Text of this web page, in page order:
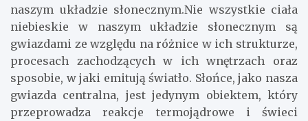
naszym układzie słonecznym.Nie wszystkie ciała
niebieskie w naszym układzie słonecznym są
gwiazdami ze względu na różnice w ich strukturze,
procesach zachodzących w ich wnętrzach oraz
sposobie, w jaki emitują światło. Słońce, jako nasza
gwiazda centralna, jest jedynym obiektem, który
przeprowadza reakcje termojądrowe i świeci